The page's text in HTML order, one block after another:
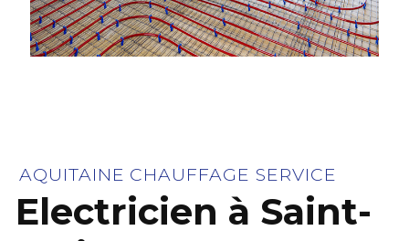
AQUITAINE CHAUFFAGE SERVICE
Electricien à Saint-